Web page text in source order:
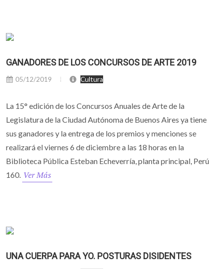
GANADORES DE LOS CONCURSOS DE ARTE 2019
05/12/2019 Cultura
La 15° edición de los Concursos Anuales de Arte de la
Legislatura de la Ciudad Autónoma de Buenos Aires ya tiene
sus ganadores y la entrega de los premios y menciones se
realizará el viernes 6 de diciembre a las 18 horas en la
Biblioteca Pública Esteban Echeverría, planta principal, Perú
160. Ver Más
UNA CUERPA PARA YO. POSTURAS DISIDENTES